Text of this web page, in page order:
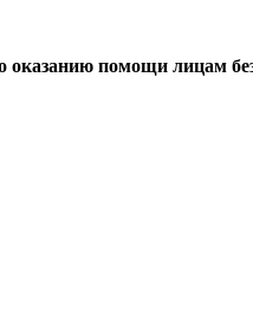
помощи лицам без